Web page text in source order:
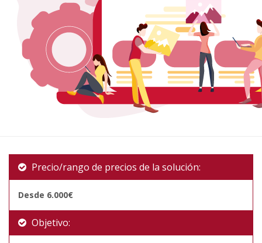
Precio/rango de precios de la solución:
Desde 6.000€
Objetivo: